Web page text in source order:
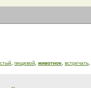
, пищевой, животное, встречать,